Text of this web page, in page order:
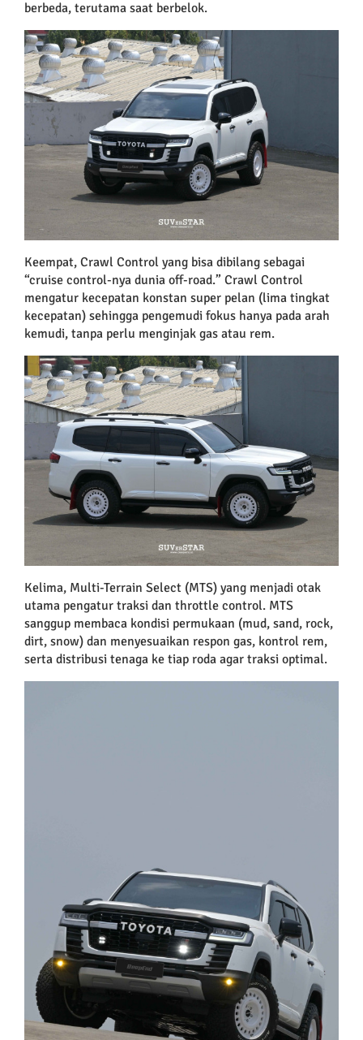
berbeda, terutama saat berbelok.
Keempat, Crawl Control yang bisa dibilang sebagai
“cruise control-nya dunia off-road.” Crawl Control
mengatur kecepatan konstan super pelan (lima tingkat
kecepatan) sehingga pengemudi fokus hanya pada arah
kemudi, tanpa perlu menginjak gas atau rem.
Kelima, Multi-Terrain Select (MTS) yang menjadi otak
utama pengatur traksi dan throttle control. MTS
sanggup membaca kondisi permukaan (mud, sand, rock,
dirt, snow) dan menyesuaikan respon gas, kontrol rem,
serta distribusi tenaga ke tiap roda agar traksi optimal.